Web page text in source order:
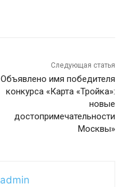
Следующая статья
Объявлено имя победителя
конкурса «Карта «Тройка»:
новые
достопримечательности
Москвы»